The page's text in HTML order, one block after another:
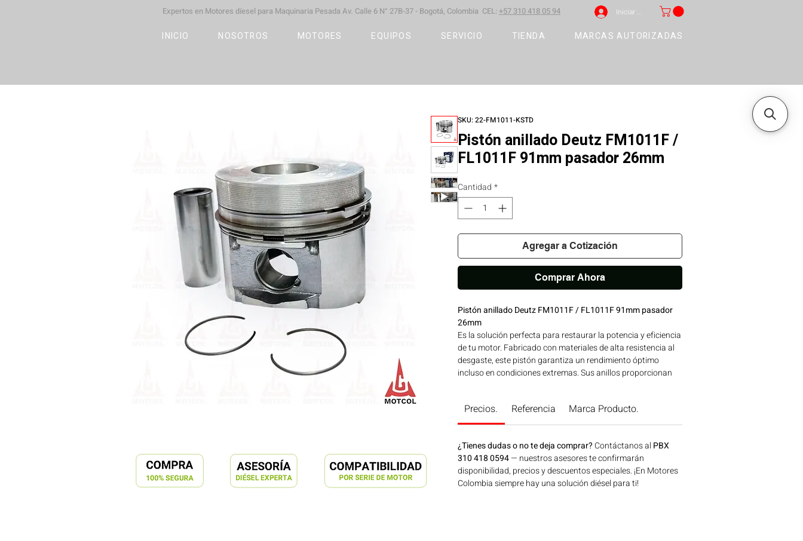
Expertos en Motores díesel para Maquinaria Pesada Av. Calle 6 N° 27B-37 - Bogotá, Colombia CEL: +57 310 418 05 94 Iniciar sesión
INICIO NOSOTROS MOTORES EQUIPOS SERVICIO TIENDA MARCAS AUTORIZADAS
SKU: 22-FM1011-KSTD
Pistón anillado Deutz FM1011F /
FL1011F 91mm pasador 26mm
Cantidad *
Agregar a Cotización
Comprar Ahora
Pistón anillado Deutz FM1011F / FL1011F 91mm pasador
26mm
Es la solución perfecta para restaurar la potencia y eficiencia
de tu motor. Fabricado con materiales de alta resistencia al
desgaste, este pistón garantiza un rendimiento óptimo
incluso en condiciones extremas. Sus anillos proporcionan
y confiable. ¡Optimiza rendimiento de tu motor con la calidad
que solo DEUTZ puede ofrecer! Ideal para aplicaciones en
energía disponible en Bogotá, Colombia. Consíguelo ahora
en Motores Colombia.
Precios. Referencia Marca Producto.
¿Tienes dudas o no te deja comprar? Contáctanos al PBX
310 418 0594— nuestros asesores te confirmarán
disponibilidad, precios y descuentos especiales. ¡En Motores
Colombia siempre hay una solución diésel para ti!